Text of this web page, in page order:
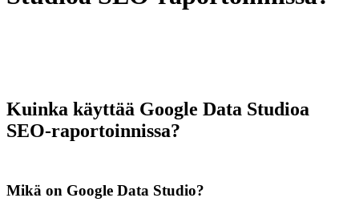
Kuinka käyttää Google Data Studioa
SEO-raportoinnissa?
Mikä on Google Data Studio?